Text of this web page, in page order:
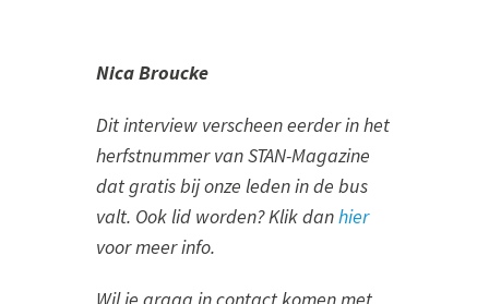
Nica Broucke
Dit interview verscheen eerder in het
herfstnummer van STAN-Magazine
dat gratis bij onze leden in de bus
valt. Ook lid worden? Klik danhier
voor meer info.